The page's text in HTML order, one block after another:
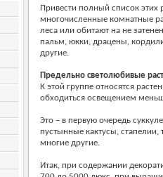
Привести полный список этих
многочисленные комнатные
леса или обитают на не
пальм, юкки, драцены,
другие.
Предельно светолюбивые
К этой группе относятся
обходиться освещением
Это – в первую очередь
пустынные кактусы, стапелии,
многие другие.
Итак, при содержании